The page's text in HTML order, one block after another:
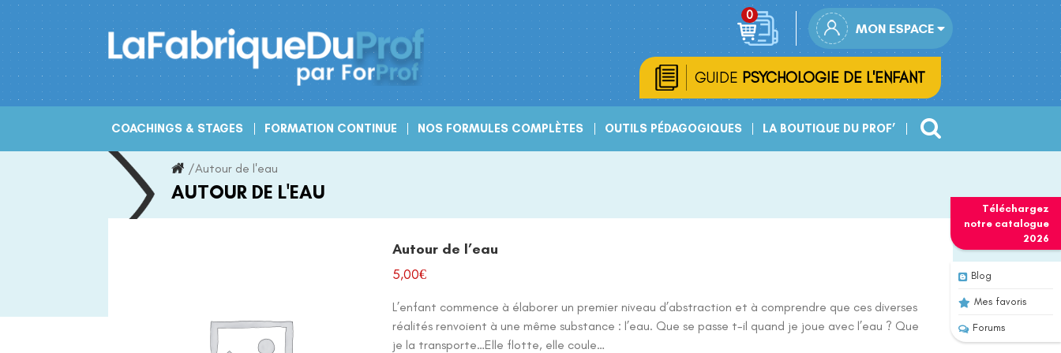
Téléchargez
notre catalogue
2026
Blog
Mes favoris
Forums
Skip
to
MON ESPACE
GUIDE PSYCHOLOGIE DE L'ENFANT
COACHINGS & STAGES FORMATION CONTINUE NOS FORMULES COMPLÈTES OUTILS PÉDAGOGIQUES LA BOUTIQUE DU PROF’
/Autour de l'eau
AUTOUR DE L'EAU
Autour de l’eau
5,00€
L’enfant commence à élaborer un premier niveau d’abstraction et à comprendre que ces diverses
réalités renvoient à une même substance : l’eau. Que se passe t-il quand je joue avec l’eau ? Que
je la transporte…Elle flotte, elle coule…